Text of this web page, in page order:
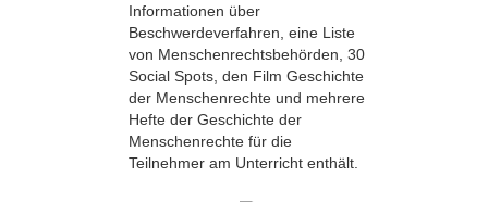
Informationen über
Beschwerdeverfahren, eine Liste
von Menschenrechtsbehörden, 30
Social Spots, den Film Geschichte
der Menschenrechte und mehrere
Hefte der Geschichte der
Menschenrechte für die
Teilnehmer am Unterricht enthält.